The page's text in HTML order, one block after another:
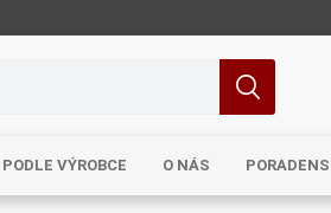
PODLE VÝROBCE O NÁS